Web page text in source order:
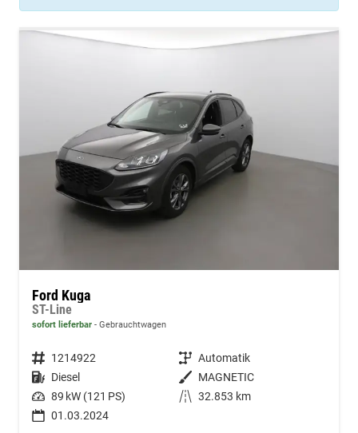
Ford Kuga
ST-Line
sofort lieferbar Gebrauchtwagen
Fahrzeugnummer 1214922 Getriebe Automatik
Kraftstoff Diesel Außenfarbe MAGNETIC
Leistung 89 kW (121 PS) Kilometerstand 32.853 km
01.03.2024